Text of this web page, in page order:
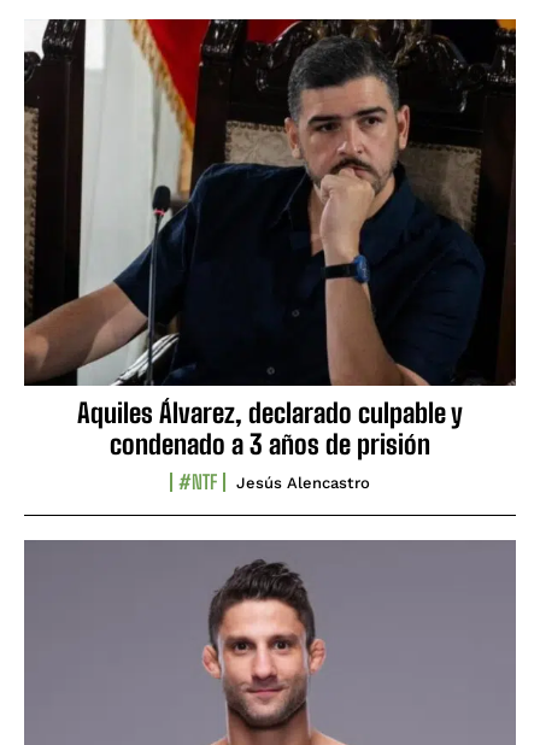
Aquiles Álvarez, declarado culpable y
condenado a 3 años de prisión
#NTF Jesús Alencastro